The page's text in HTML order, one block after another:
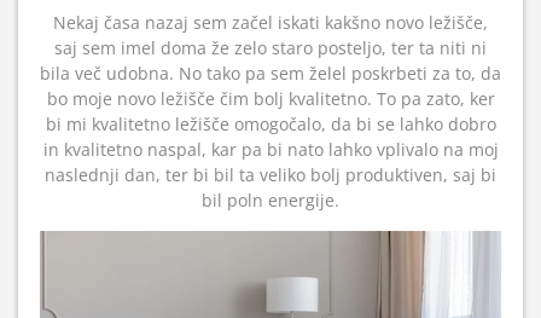
Nekaj časa nazaj sem začel iskati kakšno novo ležišče,
saj sem imel doma že zelo staro posteljo, ter ta niti ni
bila več udobna. No tako pa sem želel poskrbeti za to, da
bo moje novo ležišče čim bolj kvalitetno. To pa zato, ker
bi mi kvalitetno ležišče omogočalo, da bi se lahko dobro
in kvalitetno naspal, kar pa bi nato lahko vplivalo na moj
naslednji dan, ter bi bil ta veliko bolj produktiven, saj bi
bil poln energije.